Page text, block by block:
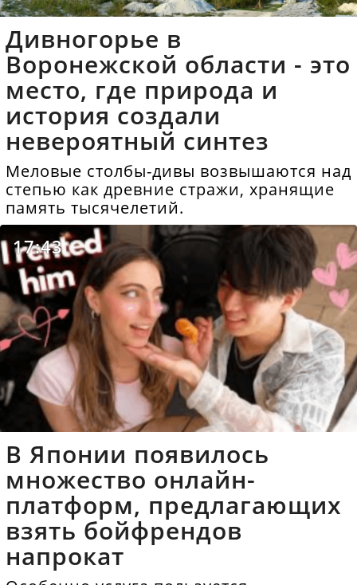
Дивногорье в
Воронежской области - это
место, где природа и
история создали
невероятный синтез
Меловые столбы-дивы возвышаются над
степью как древние стражи, хранящие
память тысячелетий.
17:43
В Японии появилось
множество онлайн-
платформ, предлагающих
взять бойфрендов
напрокат